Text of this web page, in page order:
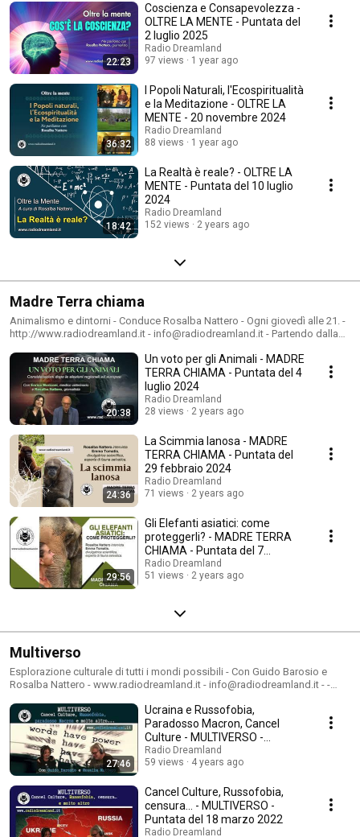
vuole fare chiarezza su temi spesso banalizzati, ma che andrebbero in
realtà riscoperti per capirne la portata. Andare oltre la mente per scoprire
la vera essenza di se stessi, un obiettivo ambizioso, eppure alla portata
di tutti.
22:23
Coscienza e Consapevolezza -
OLTRE LA MENTE - Puntata del
2 luglio 2025
Radio Dreamland
97 views
1 year ago
36:32
I Popoli Naturali, l'Ecospiritualità
e la Meditazione - OLTRE LA
MENTE - 20 novembre 2024
Radio Dreamland
88 views
1 year ago
18:42
La Realtà è reale? - OLTRE LA
MENTE - Puntata del 10 luglio
2024
Radio Dreamland
152 views
2 years ago
Madre Terra chiama
Animalismo e dintorni - Conduce Rosalba Nattero - Ogni giovedì alle 21. -
http://www.radiodreamland.it - info@radiodreamland.it - Partendo dalla
Madre Terra, la trasmissione espande i suoi confini dall’animalismo
all’antispecismo, ponendoci degli interrogativi: chi sono realmente quegli
individui che noi chiamiamo animali? Come possiamo comunicare con
loro? Il programma ci accompagna in un viaggio seguendo il richiamo di
Gaia, il nostro pianeta, insieme a tante altre forme di vita che condividono
con noi questa avventura. Fino ad andare oltre… oltre i confini del nostro
mondo e oltre il visibile.
20:38
Un voto per gli Animali - MADRE
TERRA CHIAMA - Puntata del 4
luglio 2024
Radio Dreamland
28 views
2 years ago
24:36
La Scimmia lanosa - MADRE
TERRA CHIAMA - Puntata del
29 febbraio 2024
Radio Dreamland
71 views
2 years ago
29:56
Gli Elefanti asiatici: come
proteggerli? - MADRE TERRA
CHIAMA - Puntata del 7
dicembre 2023
Radio Dreamland
51 views
2 years ago
Multiverso
Esplorazione culturale di tutti i mondi possibili - Con Guido Barosio e
Rosalba Nattero - www.radiodreamland.it - info@radiodreamland.it - -
dagli avvenimenti di attualità tra cultura, arte, socialità, cercheranno di
interpretare il “dietro le quinte” degli eventi esplorando i vari universi in cui
inevitabilmente ci troviamo a vivere.
27:46
Ucraina e Russofobia,
Paradosso Macron, Cancel
Culture - MULTIVERSO -
Puntata del 29 aprile 2022
Radio Dreamland
59 views
4 years ago
Cancel Culture, Russofobia,
censura... - MULTIVERSO -
Puntata del 18 marzo 2022
Radio Dreamland